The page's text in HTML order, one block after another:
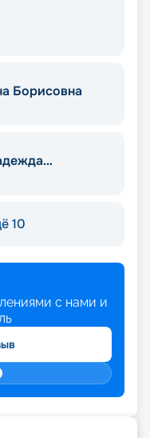
Борисовна
10
с нами и